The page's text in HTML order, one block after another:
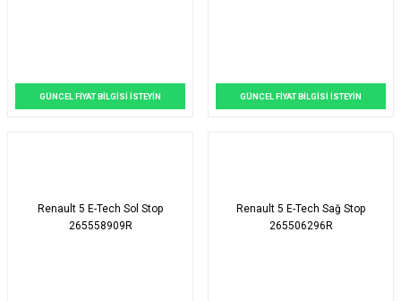
GÜNCEL FİYAT BİLGİSİ İSTEYİN GÜNCEL FİYAT BİLGİSİ İSTEYİN
Renault 5 E-Tech Sol Stop
265558909R
Renault 5 E-Tech Sağ Stop
265506296R